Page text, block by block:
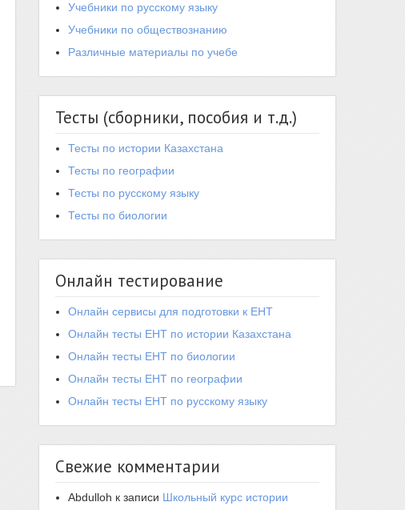
Учебники по русскому языку
Учебники по обществознанию
Различные материалы по учебе
Тесты (сборники, пособия и т.д.)
Тесты по истории Казахстана
Тесты по географии
Тесты по русскому языку
Тесты по биологии
Онлайн тестирование
Онлайн сервисы для подготовки к ЕНТ
Онлайн тесты ЕНТ по истории Казахстана
Онлайн тесты ЕНТ по биологии
Онлайн тесты ЕНТ по географии
Онлайн тесты ЕНТ по русскому языку
Свежие комментарии
Abdulloh к записи Школьный курс истории